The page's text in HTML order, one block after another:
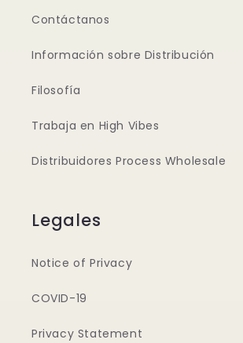
Contáctanos
Información sobre Distribución
Filosofía
Trabaja en High Vibes
Distribuidores Process Wholesale
Legales
Notice of Privacy
COVID-19
Privacy Statement